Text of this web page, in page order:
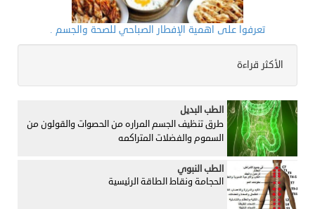
تعرفوا على اهمية الإفطار الصباحي للصحة والجسم .
الأكثر قراءة
الطب البديل
طرق تنظيف الجسم المراره من الحصوات والقولون من
السموم والفضلات المتراكمه
الطب النبوي
الحجامة ونقاط الطاقة الرئيسية